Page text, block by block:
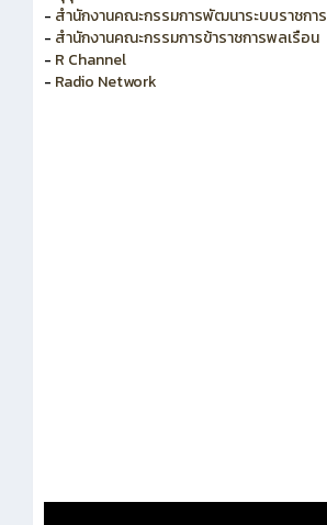
- สำนักงานคณะกรรมการพัฒนาระบบราชการ
- สำนักงานคณะกรรมการข้าราชการพลเรือน
- R Channel
- Radio Network